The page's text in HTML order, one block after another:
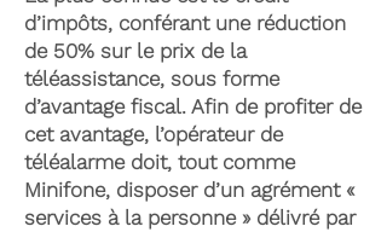
d’impôts, conférant une réduction
de 50% sur le prix de la
téléassistance, sous forme
d’avantage fiscal. Afin de profiter de
cet avantage, l’opérateur de
téléalarme doit, tout comme
Minifone, disposer d’un agrément «
services à la personne » délivré par